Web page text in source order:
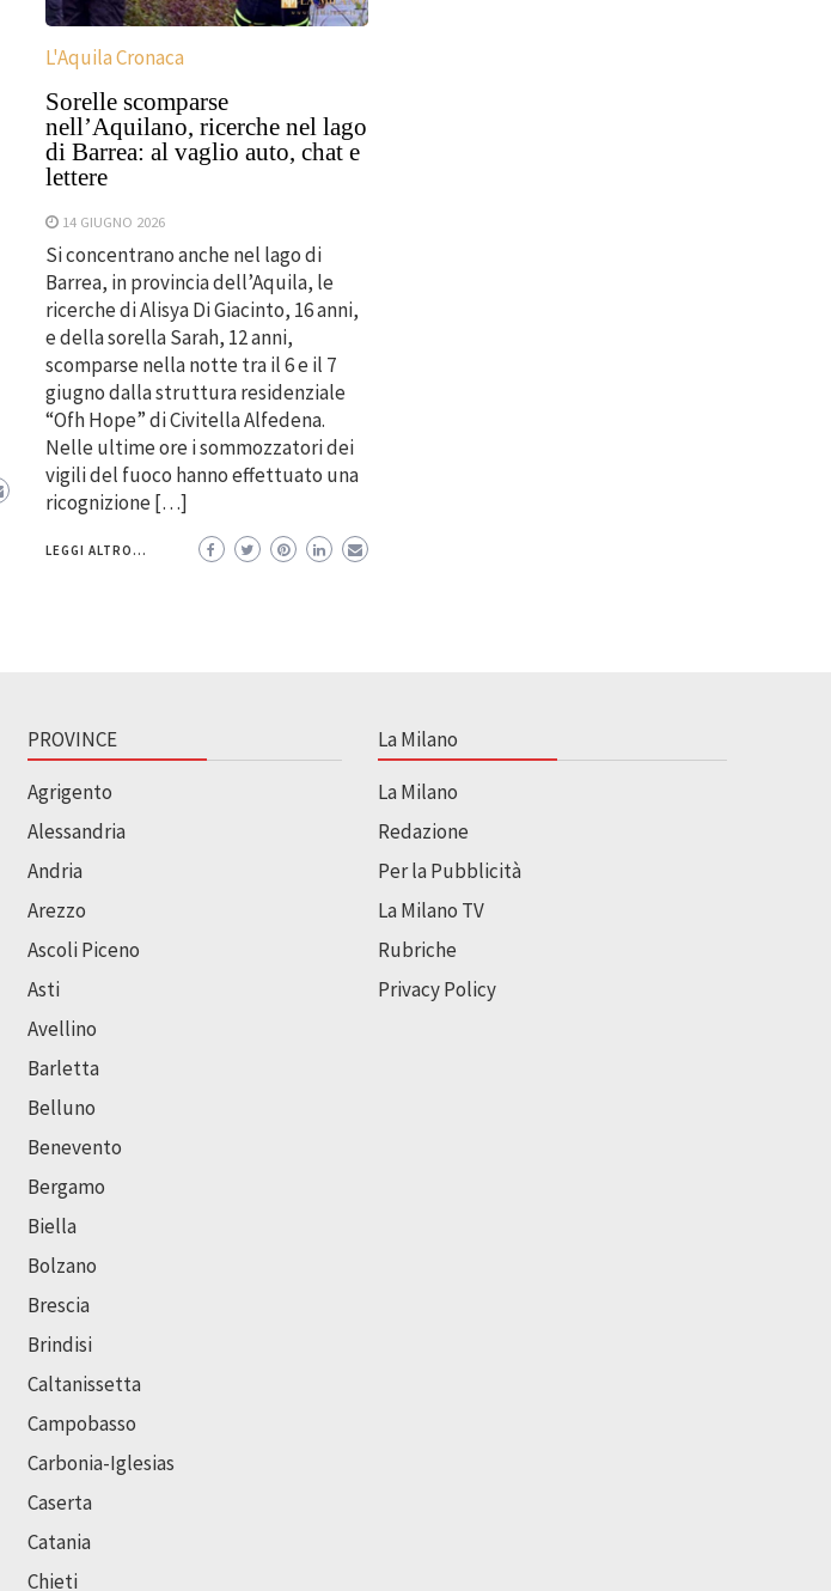
L'Aquila Cronaca
Sorelle scomparse
nell’Aquilano, ricerche nel lago
di Barrea: al vaglio auto, chat e
lettere
14 GIUGNO 2026
Si concentrano anche nel lago di
Barrea, in provincia dell’Aquila, le
ricerche di Alisya Di Giacinto, 16 anni,
e della sorella Sarah, 12 anni,
scomparse nella notte tra il 6 e il 7
giugno dalla struttura residenziale
“Ofh Hope” di Civitella Alfedena.
Nelle ultime ore i sommozzatori dei
vigili del fuoco hanno effettuato una
ricognizione […]
LEGGI ALTRO...
PROVINCE
Agrigento
Alessandria
Andria
Arezzo
Ascoli Piceno
Asti
Avellino
Barletta
Belluno
Benevento
Bergamo
Biella
Bolzano
Brescia
Brindisi
Caltanissetta
Campobasso
Carbonia-Iglesias
Caserta
Catania
Chieti
La Milano
La Milano
Redazione
Per la Pubblicità
La Milano TV
Rubriche
Privacy Policy